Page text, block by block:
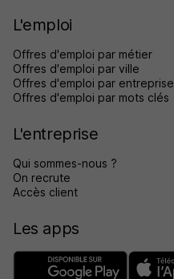
L'emploi
Offres d'emploi par métier
Offres d'emploi par ville
Offres d'emploi par entreprise
Offres d'emploi par mots clés
L'entreprise
Qui sommes-nous ?
On recrute
Accès client
Les apps